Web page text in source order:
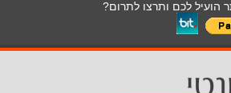
לכם ותרצו לתרום?